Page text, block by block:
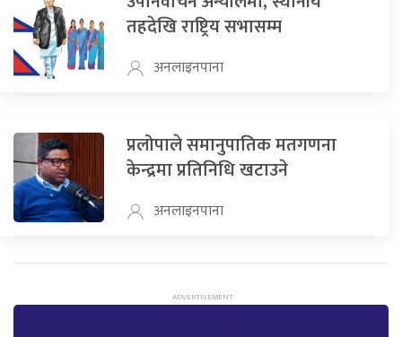
तहदेखि राष्ट्रिय सभासम्म
अनलाइनपाना
प्रलोपाले समानुपातिक मतगणना
केन्द्रमा प्रतिनिधि खटाउने
अनलाइनपाना